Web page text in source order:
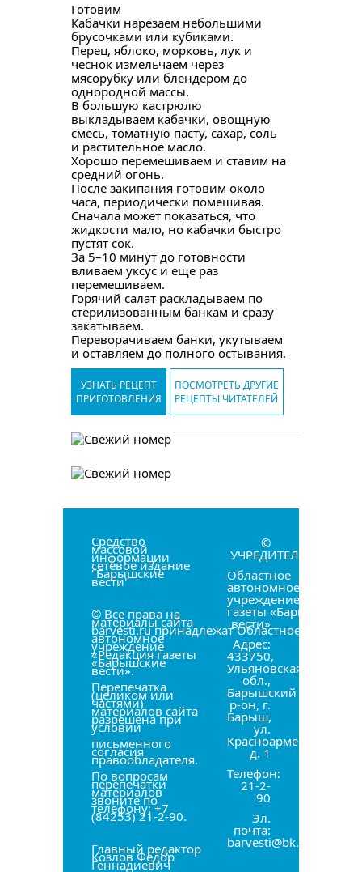
Готовим
Кабачки нарезаем небольшими
брусочками или кубиками.
Перец, яблоко, морковь, лук и
чеснок измельчаем через
мясорубку или блендером до
однородной массы.
В большую кастрюлю
выкладываем кабачки, овощную
смесь, томатную пасту, сахар, соль
и растительное масло.
Хорошо перемешиваем и ставим на
средний огонь.
После закипания готовим около
часа, периодически помешивая.
Сначала может показаться, что
жидкости мало, но кабачки быстро
пустят сок.
За 5–10 минут до готовности
вливаем уксус и еще раз
перемешиваем.
Горячий салат раскладываем по
стерилизованным банкам и сразу
закатываем.
Переворачиваем банки, укутываем
и оставляем до полного остывания.
УЗНАТЬ РЕЦЕПТ
ПРИГОТОВЛЕНИЯ
ПОСМОТРЕТЬ ДРУГИЕ
РЕЦЕПТЫ ЧИТАТЕЛЕЙ
Средство
массовой
информации
сетевое издание
"Барышские
вести"
© Все права на
материалы сайта
barvesti.ru принадлежат Областное
автономное
учреждение
«Редакция газеты
«Барышские
вести».
Перепечатка
(целиком или
частями)
материалов сайта
разрешена при
условии
письменного
согласия
правообладателя.
По вопросам
перепечатки
материалов
звоните по
телефону: +7
(84253) 21-2-90.
Главный редактор
Козлов Фёдор
Геннадиевич
©
УЧРЕДИТЕЛЬ:
Областное
автономное
учреждение
газеты «Барышские
вести»
Адрес:
433750,
Ульяновская
обл.,
Барышский
р-он, г.
Барыш,
ул.
Красноармейская,
д. 1
Телефон:
21-2-
90
Эл.
почта:
barvesti@bk.ru